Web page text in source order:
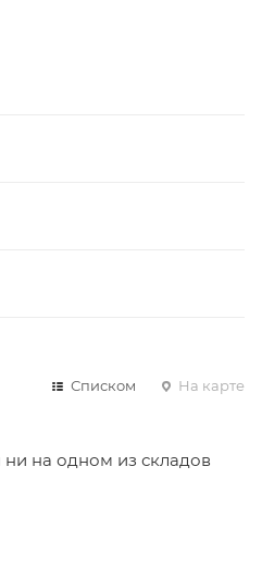
Списком На карте
ни на одном из складов